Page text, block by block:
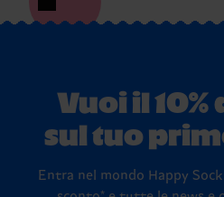
Vuoi il 10%
sul tuo
Entra nel mondo Happy